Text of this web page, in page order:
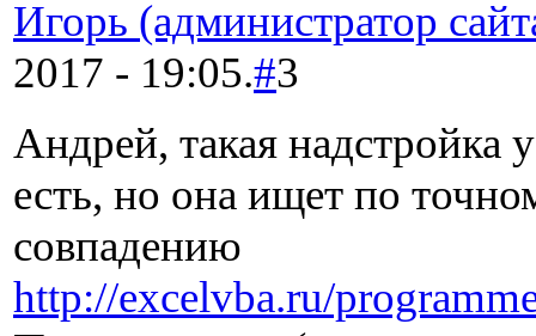
Игорь (администратор
2017 - 19:05.#3
Андрей, такая надстройка
есть, но она ищет по
совпадению
http://excelvba.ru/